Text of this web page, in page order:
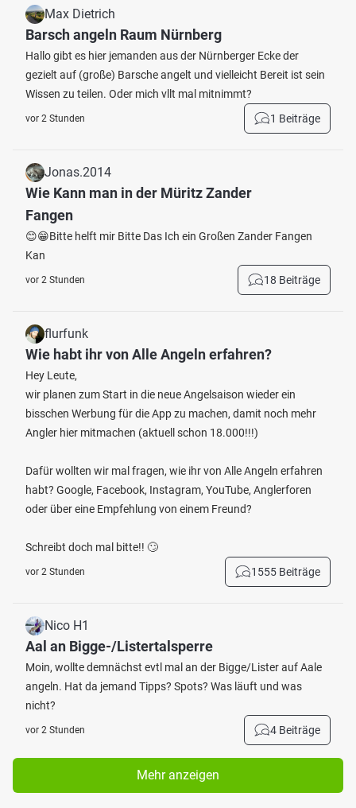
Max Dietrich
Barsch angeln Raum Nürnberg
Hallo gibt es hier jemanden aus der Nürnberger Ecke der
gezielt auf (große) Barsche angelt und vielleicht Bereit ist sein
Wissen zu teilen. Oder mich vllt mal mitnimmt?
vor 2 Stunden 1 Beiträge
Jonas.2014
Wie Kann man in der Müritz Zander
Fangen
😊😁Bitte helft mir Bitte Das Ich ein Großen Zander Fangen
Kan
vor 2 Stunden 18 Beiträge
flurfunk
Wie habt ihr von Alle Angeln erfahren?
Hey Leute,
wir planen zum Start in die neue Angelsaison wieder ein
bisschen Werbung für die App zu machen, damit noch mehr
Angler hier mitmachen (aktuell schon 18.000!!!)
Dafür wollten wir mal fragen, wie ihr von Alle Angeln erfahren
habt? Google, Facebook, Instagram, YouTube, Anglerforen
oder über eine Empfehlung von einem Freund?
Schreibt doch mal bitte!! 🙄
vor 2 Stunden 1555 Beiträge
Nico H1
Aal an Bigge-/Listertalsperre
Moin, wollte demnächst evtl mal an der Bigge/Lister auf Aale
angeln. Hat da jemand Tipps? Spots? Was läuft und was
nicht?
vor 2 Stunden 4 Beiträge
Mehr anzeigen